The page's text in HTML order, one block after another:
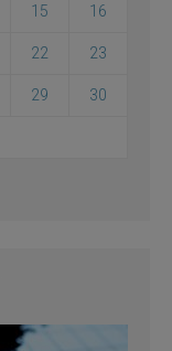
15 16
22 23
29 30